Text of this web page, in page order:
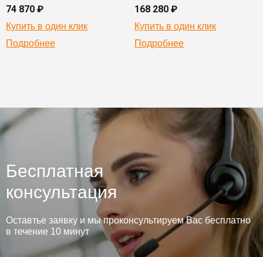
74 870 ₽
Купить в один клик
Подробнее
168 280 ₽
Купить в один клик
Подробнее
Бесплатная
консультация
Оставтье заявку и мы проконсультируем Вас бесплатно
в течение 10 минут